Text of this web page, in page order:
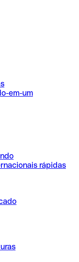
em-um
rápidas